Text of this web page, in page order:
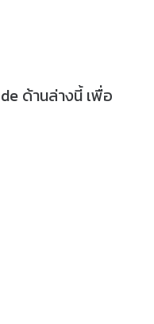
ด้านล่างนี้ เพื่อ